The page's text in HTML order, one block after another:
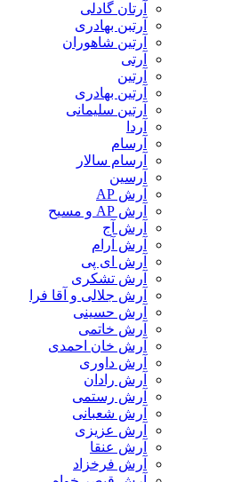
آرتان گادلی
آرتبن بهادری
آرتين شاهوران
آرتی
آرتین
آرتین بهادری
آرتین سلیمانی
آردا
آرسام
آرسام سالار
آرسین
آرش AP
آرش AP و مسیح
آرش آج
آرش آرام
آرش ای پی
آرش تشکری
آرش جلالی و آقا فرا
آرش حسینی
آرش خاتمی
آرش خان احمدی
آرش داوری
آرش رادان
آرش رستمى
آرش شعبانی
آرش عزیزی
آرش عنقا
آرش فرخزاد